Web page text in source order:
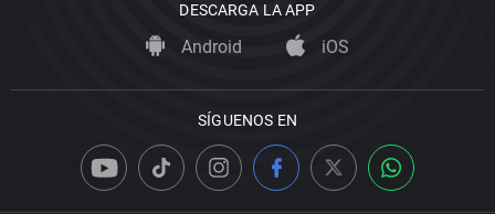
DESCARGA LA APP
Android iOS
SÍGUENOS EN